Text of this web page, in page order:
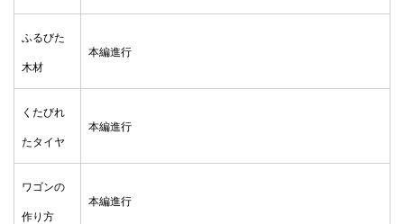
ふるびた
木材
本編進行
くたびれ
たタイヤ
本編進行
ワゴンの
作り方
本編進行